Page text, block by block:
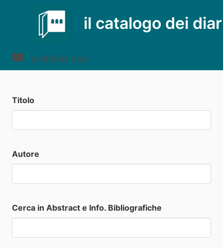
il catalogo dei
archivio diari
Titolo
Autore
Cerca in Abstract e Info. Bibliografiche